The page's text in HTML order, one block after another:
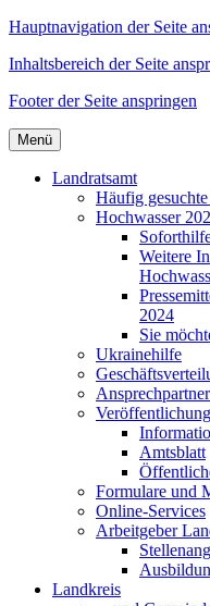
Hauptnavigation der Seite
Inhaltsbereich der Seite
Footer der Seite anspringen
Menü
Landratsamt
Häufig
Hochwasser
Weitere
2024
Sie
Ukrainehilfe
Amtsblatt
Formulare und
Online-Services
Arbeitgeber
Landkreis